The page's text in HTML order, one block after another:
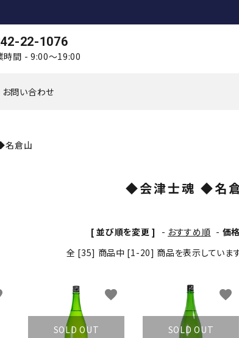
22-1076
時間 - 9:00～19:00
お問い合わせ
倉山
◆会津士魂 ◆名
[ 並び順を変更 ] - おすすめ順 - 価
全 [35] 商品中 [1-20] 商品を表示していま
SOLD OUT
favorite
SOLD OUT
favorite